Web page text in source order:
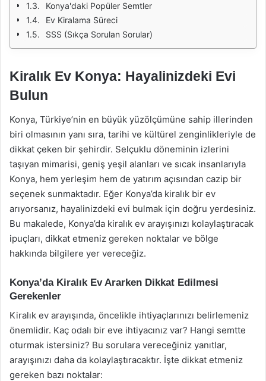
Konya'daki Popüler Semtler
Ev Kiralama Süreci
SSS (Sıkça Sorulan Sorular)
Kiralık Ev Konya: Hayalinizdeki Evi
Bulun
Konya, Türkiye’nin en büyük yüzölçümüne sahip illerinden
biri olmasının yanı sıra, tarihi ve kültürel zenginlikleriyle de
dikkat çeken bir şehirdir. Selçuklu döneminin izlerini
taşıyan mimarisi, geniş yeşil alanları ve sıcak insanlarıyla
Konya, hem yerleşim hem de yatırım açısından cazip bir
seçenek sunmaktadır. Eğer Konya’da kiralık bir ev
arıyorsanız, hayalinizdeki evi bulmak için doğru yerdesiniz.
Bu makalede, Konya’da kiralık ev arayışınızı kolaylaştıracak
ipuçları, dikkat etmeniz gereken noktalar ve bölge
hakkında bilgilere yer vereceğiz.
Konya’da Kiralık Ev Ararken Dikkat Edilmesi
Gerekenler
Kiralık ev arayışında, öncelikle ihtiyaçlarınızı belirlemeniz
önemlidir. Kaç odalı bir eve ihtiyacınız var? Hangi semtte
oturmak istersiniz? Bu sorulara vereceğiniz yanıtlar,
arayışınızı daha da kolaylaştıracaktır. İşte dikkat etmeniz
gereken bazı noktalar: